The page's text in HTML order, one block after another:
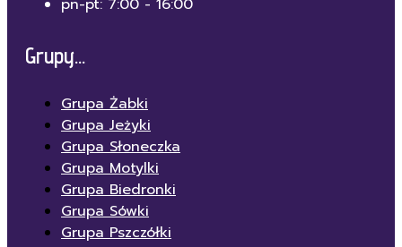
Grupy...
Grupa Żabki
Grupa Jeżyki
Grupa Słoneczka
Grupa Motylki
Grupa Biedronki
Grupa Sówki
Grupa Pszczółki